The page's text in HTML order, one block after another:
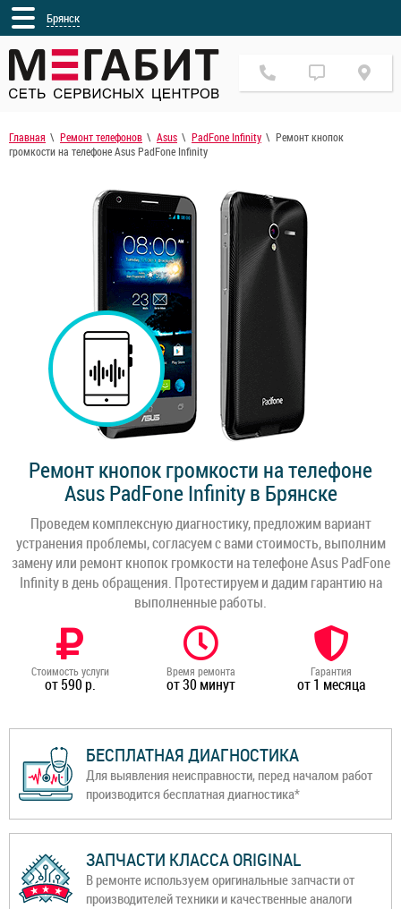
Брянск
Главная Ремонт телефонов Asus PadFone Infinity
Ремонт кнопок
громкости на телефоне Asus PadFone Infinity
Ремонт кнопок громкости на телефоне
Asus PadFone Infinity в Брянске
Проведем комплексную диагностику, предложим вариант
устранения проблемы, согласуем с вами стоимость, выполним
замену или ремонт кнопок громкости на телефоне Asus PadFone
Infinity в день обращения. Протестируем и дадим гарантию на
выполненные работы.
Стоимость услуги
от 590 р.
Время ремонта
от 30 минут
Гарантия
от 1 месяца
БЕСПЛАТНАЯ ДИАГНОСТИКА
Для выявления неисправности, перед началом работ
производится бесплатная диагностика*
ЗАПЧАСТИ КЛАССА ORIGINAL
В ремонте используем оригинальные запчасти от
производителей техники и качественные аналоги